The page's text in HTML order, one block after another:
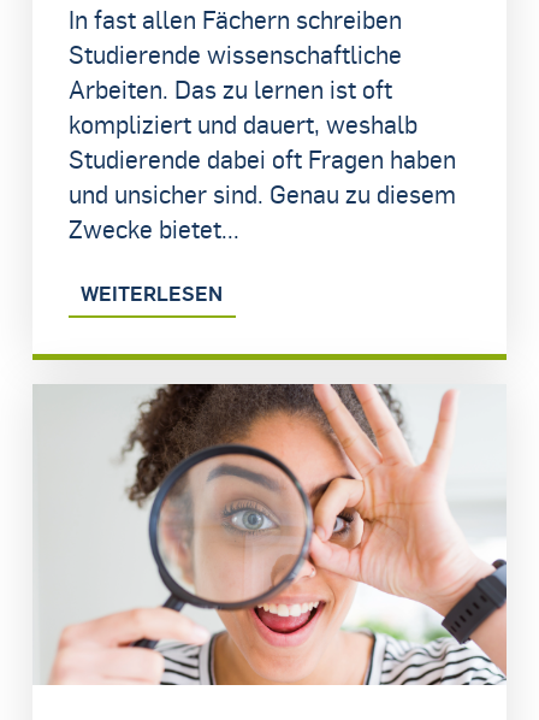
In fast allen Fächern schreiben
Studierende wissenschaftliche
Arbeiten. Das zu lernen ist oft
kompliziert und dauert, weshalb
Studierende dabei oft Fragen haben
und unsicher sind. Genau zu diesem
Zwecke bietet...
WEITERLESEN